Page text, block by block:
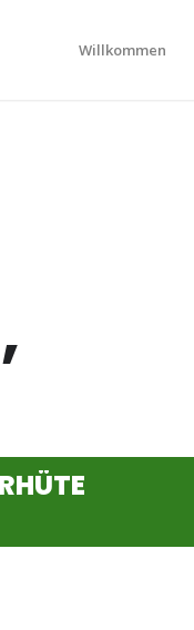
Willkommen